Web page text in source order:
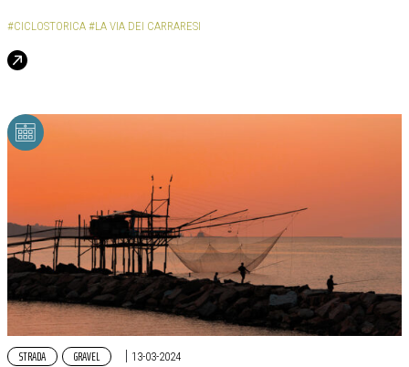
#CICLOSTORICA #LA VIA DEI CARRARESI
STRADA GRAVEL | 13-03-2024